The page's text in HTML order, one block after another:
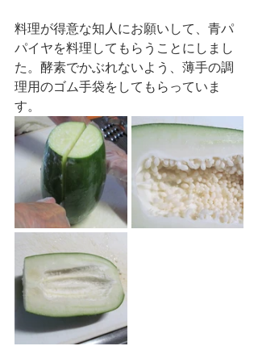
料理が得意な知人にお願いして、青パ
パイヤを料理してもらうことにしまし
た。酵素でかぶれないよう、薄手の調
理用のゴム手袋をしてもらっていま
す。